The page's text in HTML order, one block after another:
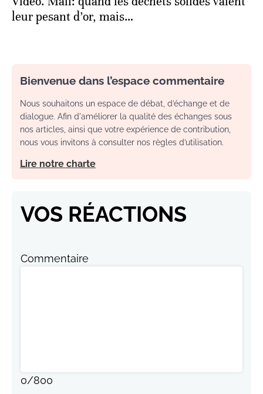
leur pesant d’or, mais…
Bienvenue dans l’espace commentaire
Nous souhaitons un espace de débat, d’échange et de
dialogue. Afin d'améliorer la qualité des échanges sous
nos articles, ainsi que votre expérience de contribution,
nous vous invitons à consulter nos règles d’utilisation.
Lire notre charte
VOS RÉACTIONS
Commentaire
0/800